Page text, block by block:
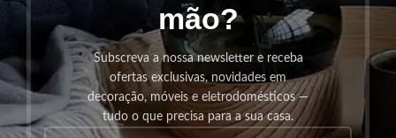
mão?
Subscreva a nossa newsletter e receba
ofertas exclusivas, novidades em
decoração, móveis e eletrodomésticos —
tudo o que precisa para a sua casa.